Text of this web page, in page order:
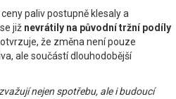
paliv postupně klesaly a
již nevrátily na původní tržní podíly
že změna není pouze
ale součástí dlouhodobější
nejen spotřebu, ale i budoucí